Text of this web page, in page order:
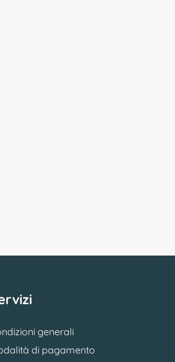
generali
di pagamento